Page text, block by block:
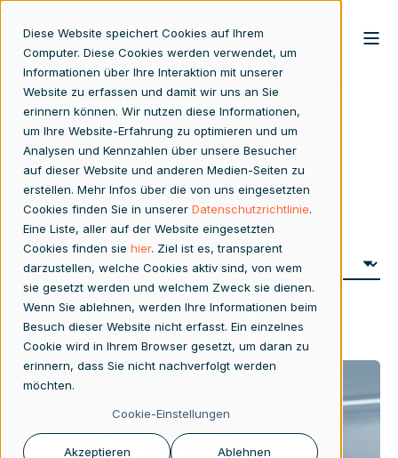
Diese Website speichert Cookies auf Ihrem
Computer. Diese Cookies werden verwendet, um
Informationen über Ihre Interaktion mit unserer
Website zu erfassen und damit wir uns an Sie
erinnern können. Wir nutzen diese Informationen,
um Ihre Website-Erfahrung zu optimieren und um
Analysen und Kennzahlen über unsere Besucher
auf dieser Website und anderen Medien-Seiten zu
erstellen. Mehr Infos über die von uns eingesetzten
Cookies finden Sie in unserer Datenschutzrichtlinie.
Eine Liste, aller auf der Website eingesetzten
Cookies finden sie hier. Ziel ist es, transparent
darzustellen, welche Cookies aktiv sind, von wem
sie gesetzt werden und welchem Zweck sie dienen.
Wenn Sie ablehnen, werden Ihre Informationen beim
Besuch dieser Website nicht erfasst. Ein einzelnes
Cookie wird in Ihrem Browser gesetzt, um daran zu
erinnern, dass Sie nicht nachverfolgt werden
möchten.
Cookie-Einstellungen
Akzeptieren Ablehnen
Aktuelle Themen SAP